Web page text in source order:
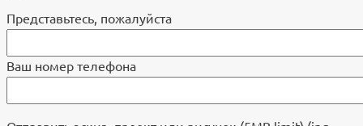
Представьтесь, пожалуйста
Ваш номер телефона